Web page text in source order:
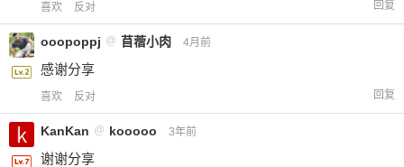
喜欢 反对 回复
ooopoppj @ 苜蓿小肉 4月前
感谢分享
喜欢 反对 回复
KanKan @ kooooo 3年前
谢谢分享